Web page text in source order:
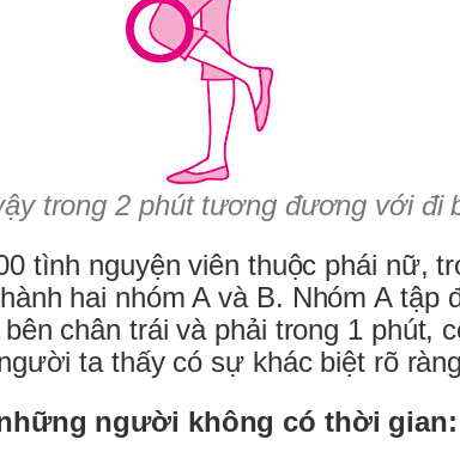
trong 2 phút tương đương với đi
tình nguyện viên thuộc phái nữ,
hai nhóm A và B. Nhóm A tập
chân trái và phải trong 1 phút,
ta thấy có sự khác biệt rõ
người không có thời